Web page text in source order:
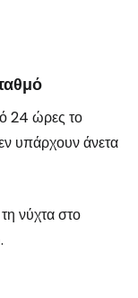
24 ώρες το
υπάρχουν άνετα
νύχτα στο